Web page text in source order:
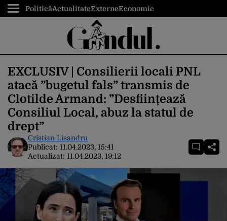
PoliticăActualitateExterneEconomic
EXCLUSIV | Consilierii locali PNL
atacă ”bugetul fals” transmis de
Clotilde Armand: ”Desființează
Consiliul Local, abuz la statul de
drept”
Cristian Lisandru
Publicat: 11.04.2023, 15:41
Actualizat: 11.04.2023, 19:12